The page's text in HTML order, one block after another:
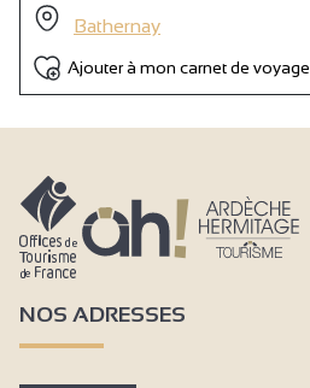
Bathernay
Ajouter à mon carnet de voyage
NOS ADRESSES